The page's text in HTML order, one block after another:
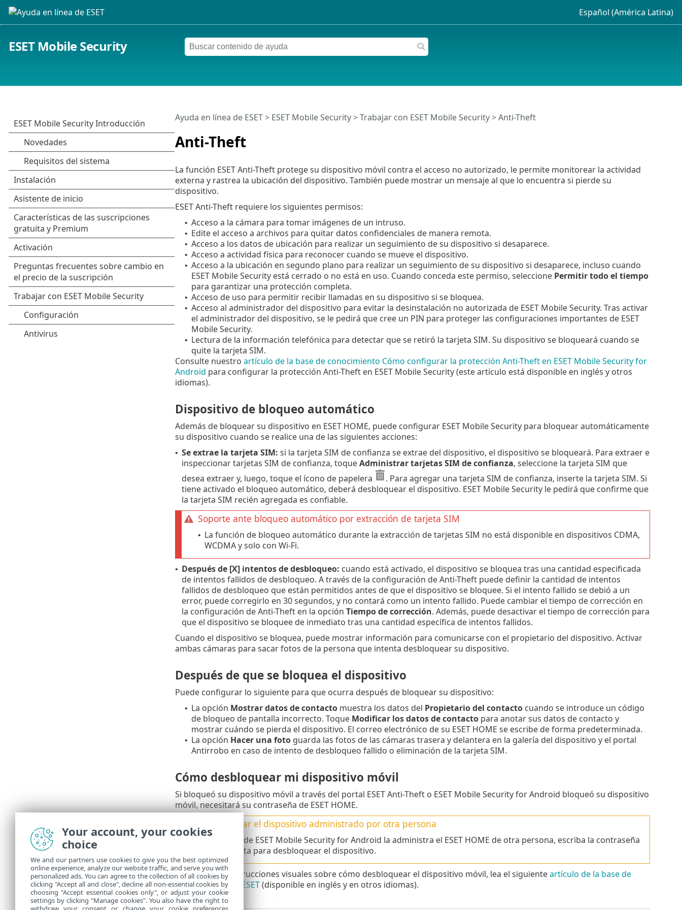
Español (América Latina)
ESET Mobile Security
Anti-Theft
Ayuda en línea de ESET> ESET Mobile Security>Trabajar con ESET Mobile Security > Anti-Theft
La función ESET Anti-Theft protege su dispositivo móvil contra el acceso no autorizado, le permite monitorear la actividad
externa y rastrea la ubicación del dispositivo. También puede mostrar un mensaje al que lo encuentra si pierde su
dispositivo.
ESET Anti-Theft requiere los siguientes permisos:
• Acceso a la cámara para tomar imágenes de un intruso.
• Edite el acceso a archivos para quitar datos confidenciales de manera remota.
• Acceso a los datos de ubicación para realizar un seguimiento de su dispositivo si desaparece.
• Acceso a actividad física para reconocer cuando se mueve el dispositivo.
• Acceso a la ubicación en segundo plano para realizar un seguimiento de su dispositivo si desaparece, incluso cuando
ESET Mobile Security está cerrado o no está en uso. Cuando conceda este permiso, seleccione Permitir todo el tiempo
para garantizar una protección completa.
• Acceso de uso para permitir recibir llamadas en su dispositivo si se bloquea.
• Acceso al administrador del dispositivo para evitar la desinstalación no autorizada de ESET Mobile Security. Tras activar
el administrador del dispositivo, se le pedirá que cree un PIN para proteger las configuraciones importantes de ESET
Mobile Security.
• Lectura de la información telefónica para detectar que se retiró la tarjeta SIM. Su dispositivo se bloqueará cuando se
quite la tarjeta SIM.
Consulte nuestro artículo de la base de conocimiento Cómo configurar la protección Anti-Theft en ESET Mobile Security for
Android para configurar la protección Anti-Theft en ESET Mobile Security (este artículo está disponible en inglés y otros
idiomas).
Dispositivo de bloqueo automático
Además de bloquear su dispositivo en ESET HOME, puede configurar ESET Mobile Security para bloquear automáticamente
su dispositivo cuando se realice una de las siguientes acciones:
• Se extrae la tarjeta SIM: si la tarjeta SIM de confianza se extrae del dispositivo, el dispositivo se bloqueará. Para extraer e
inspeccionar tarjetas SIM de confianza, toqueAdministrar tarjetas SIM de confianza, seleccione la tarjeta SIM que
desea extraer y, luego, toque el ícono de papelera
. Para agregar una tarjeta SIM de confianza, inserte la tarjeta SIM. Si
tiene activado el bloqueo automático, deberá desbloquear el dispositivo. ESET Mobile Security le pedirá que confirme que
la tarjeta SIM recién agregada es confiable.
Soporte ante bloqueo automático por extracción de tarjeta SIM
• La función de bloqueo automático durante la extracción de tarjetas SIM no está disponible en dispositivos CDMA,
WCDMA y solo con Wi-Fi.
• Después de [X] intentos de desbloqueo: cuando está activado, el dispositivo se bloquea tras una cantidad especificada
de intentos fallidos de desbloqueo. A través de la configuración de Anti-Theft puede definir la cantidad de intentos
fallidos de desbloqueo que están permitidos antes de que el dispositivo se bloquee. Si el intento fallido se debió a un
error, puede corregirlo en 30 segundos, y no contará como un intento fallido. Puede cambiar el tiempo de corrección en
la configuración de Anti-Theft en la opción Tiempo de corrección. Además, puede desactivar el tiempo de corrección para
que el dispositivo se bloquee de inmediato tras una cantidad específica de intentos fallidos.
Cuando el dispositivo se bloquea, puede mostrar información para comunicarse con el propietario del dispositivo. Activar
ambas cámaras para sacar fotos de la persona que intenta desbloquear su dispositivo.
Después de que se bloquea el dispositivo
Puede configurar lo siguiente para que ocurra después de bloquear su dispositivo:
• La opción Mostrar datos de contactomuestra los datos del Propietario del contactocuando se introduce un código
de bloqueo de pantalla incorrecto. Toque Modificar los datos de contactopara anotar sus datos de contacto y
mostrar cuándo se pierda el dispositivo. El correo electrónico de su ESET HOME se escribe de forma predeterminada.
• La opción Hacer una fotoguarda las fotos de las cámaras trasera y delantera en la galería del dispositivo y el portal
Antirrobo en caso de intento de desbloqueo fallido o eliminación de la tarjeta SIM.
Cómo desbloquear mi dispositivo móvil
Si bloqueó su dispositivo móvil a través del portal ESET Anti-Theft o ESET Mobile Security for Android bloqueó su dispositivo
móvil, necesitará su contraseña de ESET HOME.
Desbloquear el dispositivo administrado por otra persona
Si la cuenta de ESET Mobile Security for Android la administra el ESET HOME de otra persona, escriba la contraseña
de esa cuenta para desbloquear el dispositivo.
Para obtener instrucciones visuales sobre cómo desbloquear el dispositivo móvil, lea el siguienteartículo de la base de
conocimiento de ESET(disponible en inglés y en otros idiomas).
Your account, your cookies
choice
We and our partners use cookies to give you the best optimized
online experience, analyze our website traffic, and serve you with
personalized ads. You can agree to the collection of all cookies by
clicking "Accept all and close", decline all non-essential cookies by
choosing "Accept essential cookies only", or adjust your cookie
settings by clicking "Manage cookies". You also have the right to